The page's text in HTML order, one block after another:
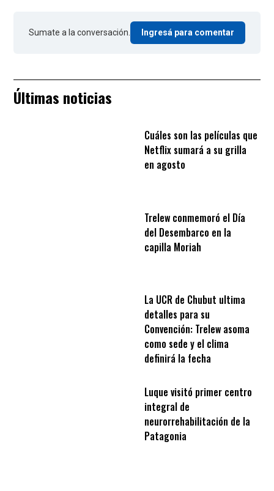
Sumate a la conversación. Ingresá para comentar
Últimas noticias
Cuáles son las películas que
Netflix sumará a su grilla
en agosto
Trelew conmemoró el Día
del Desembarco en la
capilla Moriah
La UCR de Chubut ultima
detalles para su
Convención: Trelew asoma
como sede y el clima
definirá la fecha
Luque visitó primer centro
integral de
neurorrehabilitación de la
Patagonia